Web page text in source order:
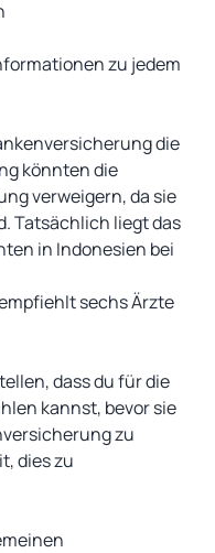
zu jedem
die
könnten die
verweigern, da sie
Tatsächlich liegt das
in Indonesien bei
sechs Ärzte
dass du für die
kannst, bevor sie
zu
dies zu